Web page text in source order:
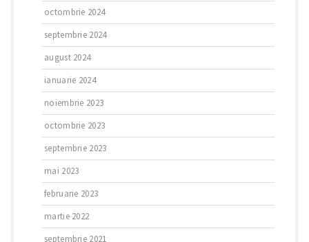
octombrie 2024
septembrie 2024
august 2024
ianuarie 2024
noiembrie 2023
octombrie 2023
septembrie 2023
mai 2023
februarie 2023
martie 2022
septembrie 2021